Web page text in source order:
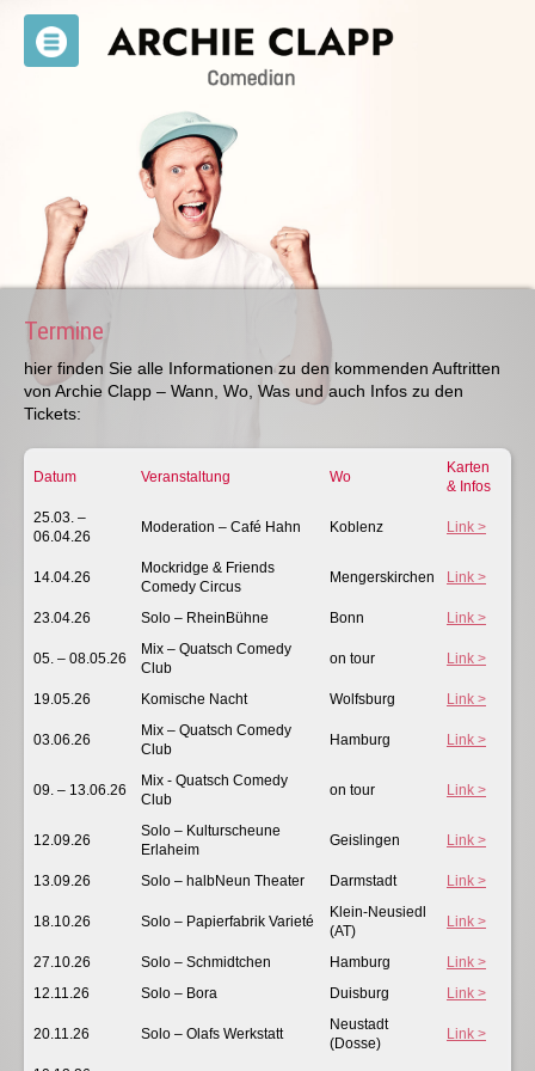
Termine
hier finden Sie alle Informationen zu den kommenden Auftritten
von Archie Clapp – Wann, Wo, Was und auch Infos zu den
Tickets:
Datum Veranstaltung Wo
Karten
& Infos
25.03. –
06.04.26
Moderation – Café Hahn Koblenz Link >
14.04.26
Mockridge & Friends
Comedy Circus
Mengerskirchen Link >
23.04.26 Solo – RheinBühne Bonn Link >
05. – 08.05.26
Mix – Quatsch Comedy
Club
on tour Link >
19.05.26 Komische Nacht Wolfsburg Link >
03.06.26
Mix – Quatsch Comedy
Club
Hamburg Link >
09. – 13.06.26
Mix - Quatsch Comedy
Club
on tour Link >
12.09.26
Solo – Kulturscheune
Erlaheim
Geislingen Link >
13.09.26 Solo – halbNeun Theater Darmstadt Link >
18.10.26 Solo – Papierfabrik Varieté
Klein-Neusiedl
(AT)
Link >
27.10.26 Solo – Schmidtchen Hamburg
Link >
12.11.26
Solo – Bora Duisburg Link >
20.11.26 Solo – Olafs Werkstatt
Neustadt
(Dosse)
Link >